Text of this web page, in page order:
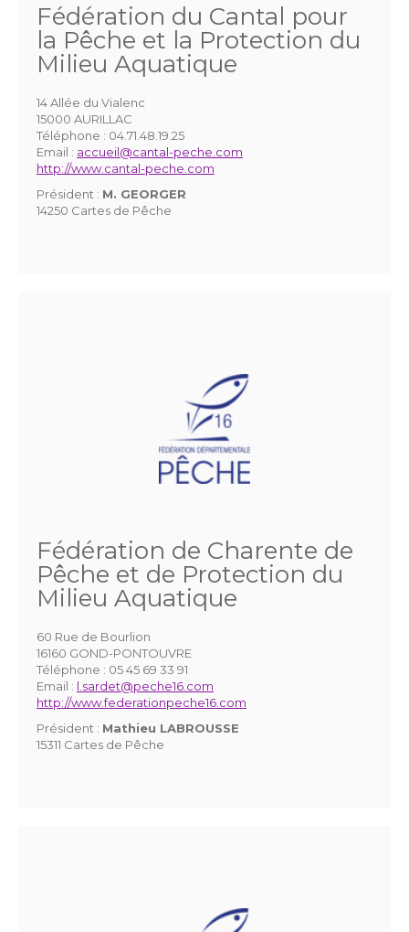
Fédération du Cantal pour
la Pêche et la Protection du
Milieu Aquatique
14 Allée du Vialenc
15000 AURILLAC
Téléphone : 04.71.48.19.25
Email : accueil@cantal-peche.com
http://www.cantal-peche.com
Président : M. GEORGER
14250 Cartes de Pêche
Fédération de Charente de
Pêche et de Protection du
Milieu Aquatique
60 Rue de Bourlion
16160 GOND-PONTOUVRE
Téléphone : 05 45 69 33 91
Email : l.sardet@peche16.com
http://www.federationpeche16.com
Président : Mathieu LABROUSSE
15311 Cartes de Pêche